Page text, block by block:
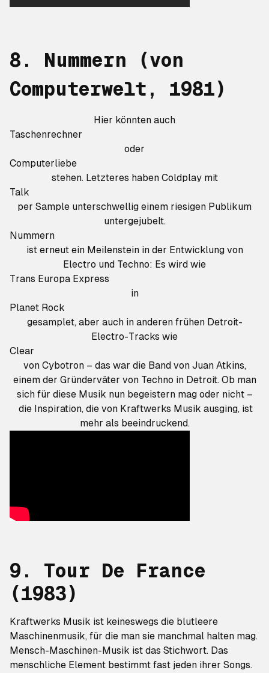
8. Nummern (von
Computerwelt , 1981)
Hier könnten auch
Taschenrechner
oder
Computerliebe
stehen. Letzteres haben Coldplay mit
Talk
per Sample unterschwellig einem riesigen Publikum
untergejubelt.
Nummern
ist erneut ein Meilenstein in der Entwicklung von
Electro und Techno: Es wird wie
Trans Europa Express
in
Planet Rock
gesamplet, aber auch in anderen frühen Detroit-
Electro-Tracks wie
Clear
von Cybotron – das war die Band von Juan Atkins,
einem der Gründerväter von Techno in Detroit. Ob man
sich für diese Musik nun begeistern mag oder nicht –
die Inspiration, die von Kraftwerks Musik ausging, ist
mehr als beeindruckend.
9. Tour De France
(1983)
Kraftwerks Musik ist keineswegs die blutleere
Maschinenmusik, für die man sie manchmal halten mag.
Mensch-Maschinen-Musik ist das Stichwort. Das
menschliche Element bestimmt fast jeden ihrer Songs.